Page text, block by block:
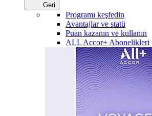
Geri
Programı keşfedin
Avantajlar ve statü
Puan kazanın ve kullanın
ALL Accor+ Abonelikleri